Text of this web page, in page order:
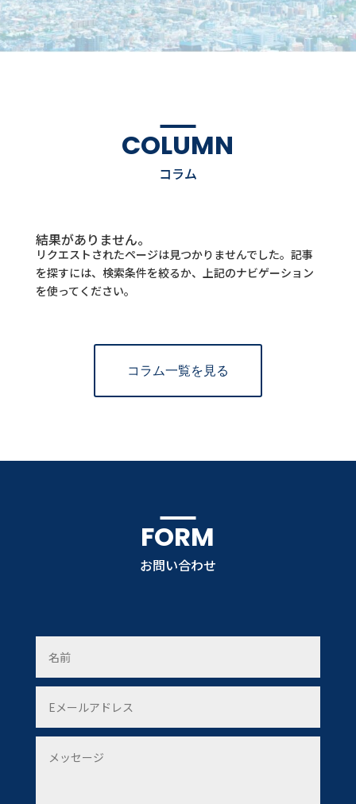
COLUMN
コラム
結果がありません。
リクエストされたページは見つかりませんでした。記事
を探すには、検索条件を絞るか、上記のナビゲーション
を使ってください。
コラム一覧を見る
FORM
お問い合わせ